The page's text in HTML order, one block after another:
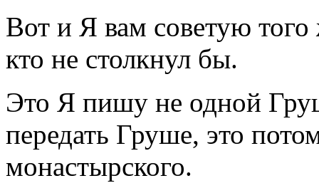
Вот и Я вам советую
кто не столкнул бы.
Это Я пишу не одной
передать Груше, это
монастырского.